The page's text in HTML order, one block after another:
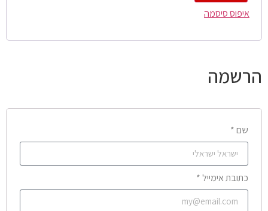
איפוס סיסמה
הרשמה
שם *
כתובת אימייל *